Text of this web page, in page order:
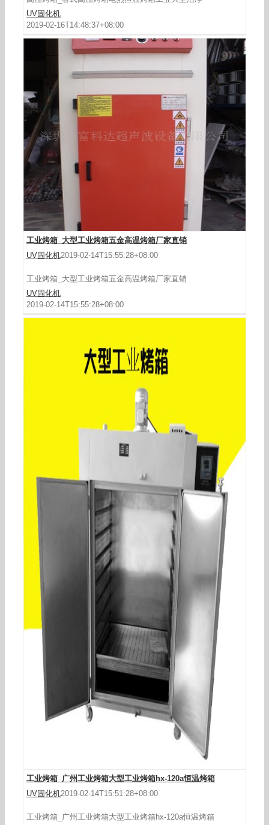
UV固化机
2019-02-16T14:48:37+08:00
工业烤箱_大型工业烤箱五金高温烤箱厂家直销
UV固化机2019-02-14T15:55:28+08:00
工业烤箱_大型工业烤箱五金高温烤箱厂家直销
UV固化机
2019-02-14T15:55:28+08:00
工业烤箱_广州工业烤箱大型工业烤箱hx-120a恒
工业烤箱_广州工业烤箱大型工业烤箱hx-120a恒温烤箱
UV固化机2019-02-14T15:51:28+08:00
工业烤箱_广州工业烤箱大型工业烤箱hx-120a恒温烤箱
工业烤箱_丝印工业烤箱大功率工业烤箱大型工业